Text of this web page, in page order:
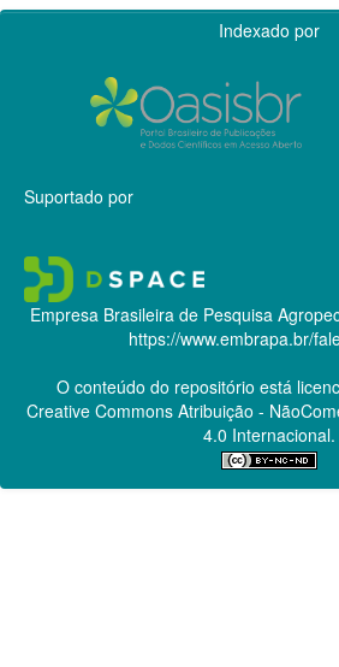
Indexado por
Suportado por
Empresa Brasileira de Pesquisa
https://www.embrapa.br/
O conteúdo do repositório está
Creative CommonsAtribuição -
4.0 Internacional.